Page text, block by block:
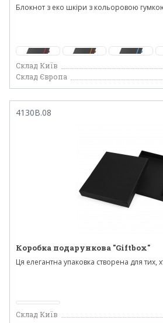
Блокнот з еко шкіри з кольоровою
Склад Київ
Склад Європа
4130B.08
Коробка подарункова "Giftbox"
Ця елегантна упаковка створена для тих,
Склад Київ